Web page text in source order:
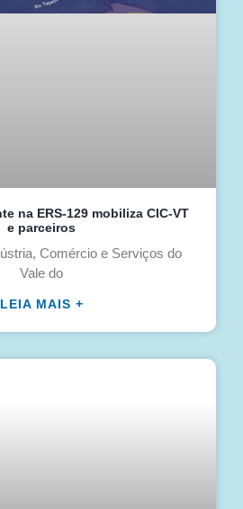
na ERS-129 mobiliza CIC-VT
e parceiros
Comércio e Serviços do
Vale do
LEIA MAIS +